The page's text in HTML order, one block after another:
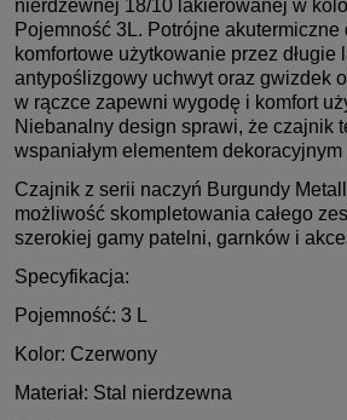
nierdzewnej 18/10 lakierowanej w
Pojemność 3L. Potrójne akutermiczne
komfortowe użytkowanie przez długie
antypoślizgowy uchwyt oraz gwizdek
w rączce zapewni wygodę i komfort
Niebanalny design sprawi, że czajnik
wspaniałym elementem
Czajnik z serii naczyń Burgundy
możliwość skompletowania całego
szerokiej gamy patelni, garnków i
Specyfikacja:
Pojemność: 3 L
Kolor: Czerwony
Materiał: Stal nierdzewna